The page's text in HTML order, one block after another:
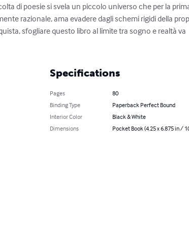
di poesie si svela un piccolo universo che per la
razionale, ama evadere dagli schemi rigidi della
sfogliare questo libro al limite tra sogno e realtà va
Specifications
Pages
80
Binding Type
Paperback Perfect Bound
Interior Color
Black & White
Dimensions
Pocket Book (4.25 x 6.875 in /